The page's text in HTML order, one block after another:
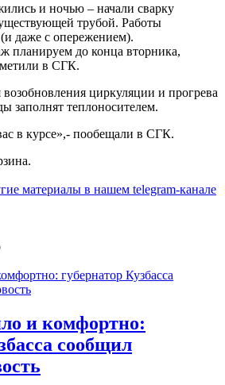
и ночью – начали сварку
трубой. Работы
даже с опережением).
планируем до конца вторника,
в СГК.
возобновления циркуляции и прогрева
заполнят теплоносителем.
в курсе»,- пообещали в СГК.
материалы в нашем telegram-канале
и комфортно:
сообщил